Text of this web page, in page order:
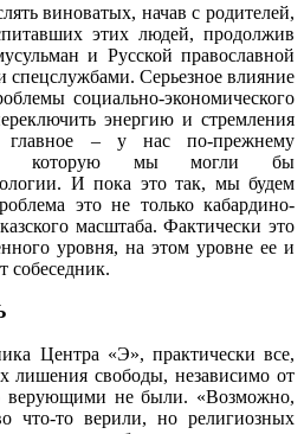
виноватых, начав с родителей,
этих людей, продолжив
и Русской православной
Серьезное влияние
социально-экономического
энергию и стремления
главное – у нас по-прежнему
которую мы могли бы
И пока это так, мы будем
это не только кабардино-
масштаба. Фактически это
уровня, на этом уровне ее и
собеседник.
Центра «Э», практически все,
лишения свободы, независимо от
верующими не были. «Возможно,
что-то верили, но религиозных